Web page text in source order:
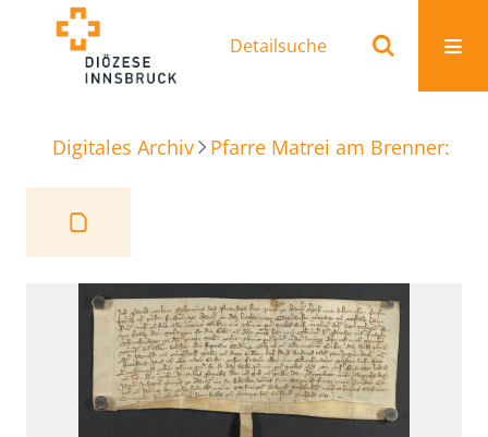
Detailsuche
Digitales Archiv Pfarre Matrei am Brenner: